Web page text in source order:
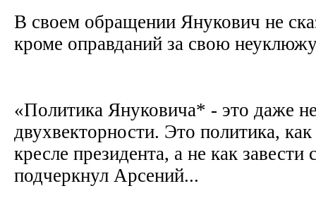
В своем обращении Янукович не
кроме оправданий за свою
«Политика Януковича* - это даже
двухвекторности. Это политика, как
кресле президента, а не как
подчеркнул Арсений...